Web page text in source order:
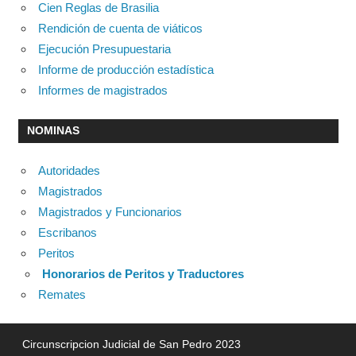
Cien Reglas de Brasilia
Rendición de cuenta de viáticos
Ejecución Presupuestaria
Informe de producción estadística
Informes de magistrados
NOMINAS
Autoridades
Magistrados
Magistrados y Funcionarios
Escribanos
Peritos
Honorarios de Peritos y Traductores
Remates
Circunscripcion Judicial de San Pedro 2023